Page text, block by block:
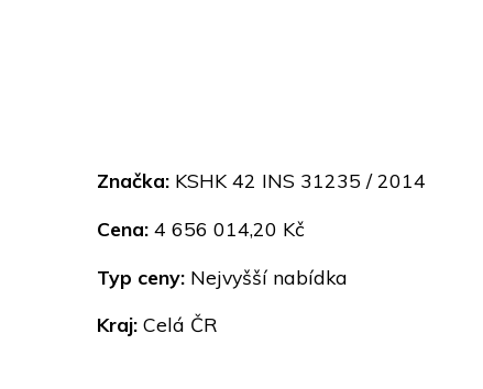
Značka: KSHK 42 INS 31235 / 2014
Cena: 4 656 014,20 Kč
Typ ceny: Nejvyšší nabídka
Kraj: Celá ČR